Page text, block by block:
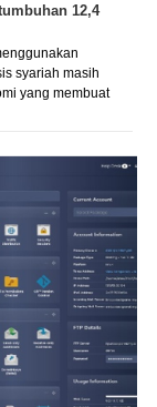
12,4
syariah masih
yang membuat